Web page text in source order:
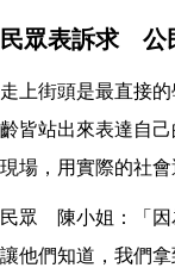
民眾表訴求 公
走上街頭是最直接
齡皆站出來表達自
現場，用實際的社
民眾 陳小姐：「因
讓他們知道，我們